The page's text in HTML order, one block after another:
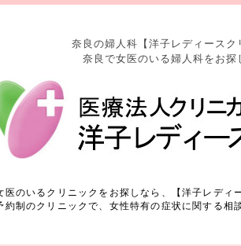
奈良の婦人科【洋子レディースク
奈良で女医のいる婦人科をお探
医のいるクリニックをお探しなら、【洋子レディ
約制のクリニックで、女性特有の症状に関する相